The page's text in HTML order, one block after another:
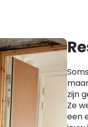
zijn
Ze
een